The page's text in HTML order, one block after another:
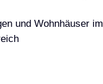
und Wohnhäuser im